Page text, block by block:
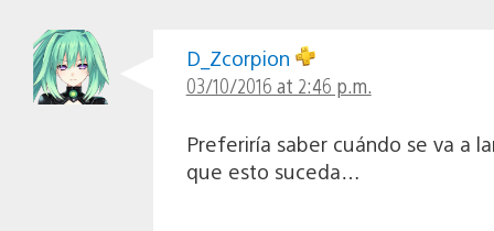
D_Zcorpion
03/10/2016 at 2:46 p.m.
Preferiría saber cuándo se va a
que esto suceda…